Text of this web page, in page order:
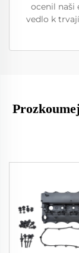
ocenil naši
vedlo k